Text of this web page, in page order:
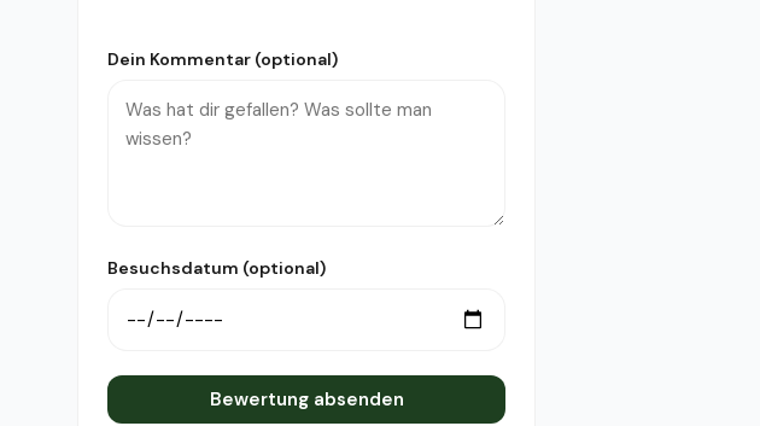
Dein Kommentar (optional)
Besuchsdatum (optional)
Bewertung absenden